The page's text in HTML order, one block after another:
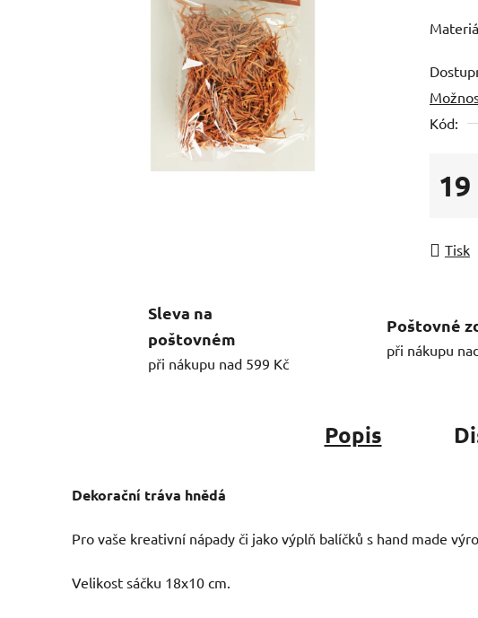
Kód:
19
Tisk
Sleva na
poštovném
při nákupu nad 599 Kč
Poštovné
při nákupu
Popis
Dekorační tráva hnědá
Pro vaše kreativní nápady či jako výplň balíčků s hand made
Velikost sáčku 18x10 cm.